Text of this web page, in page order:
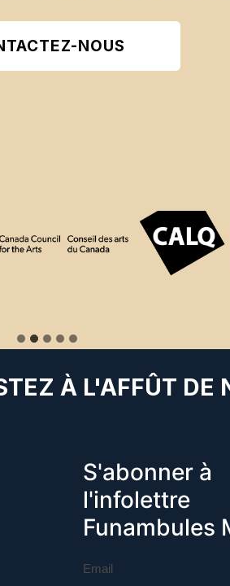
NOUS
À L'AFFÛT DE
S'abonner à
l'infolettre
Funambules
Email